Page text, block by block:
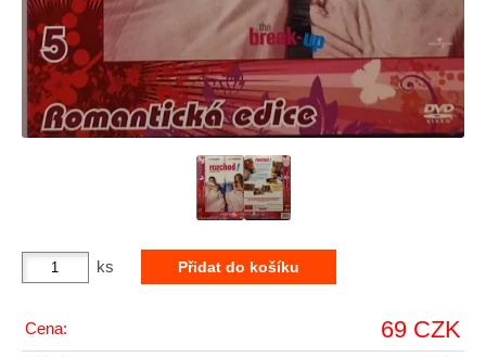
ks
Cena: 69 CZK